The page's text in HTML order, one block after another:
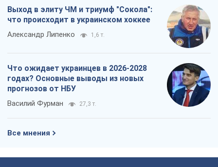
Выход в элиту ЧМ и триумф "Сокола":
что происходит в украинском хоккее
Александр Липенко 1,6 т.
Что ожидает украинцев в 2026-2028
годах? Основные выводы из новых
прогнозов от НБУ
Василий Фурман 27,3 т.
Все мнения